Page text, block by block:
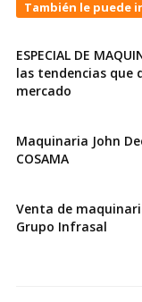
También le puede
ESPECIAL DE
las tendencias que
mercado
Maquinaria John
COSAMA
Venta de
Grupo Infrasal